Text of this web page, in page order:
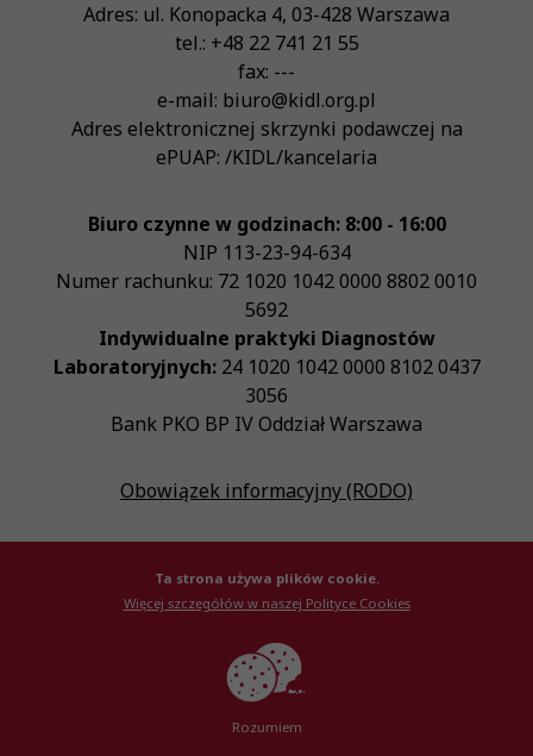
Adres: ul. Konopacka 4, 03-428 Warszawa
tel.: +48 22 741 21 55
fax: ---
e-mail: biuro@kidl.org.pl
Adres elektronicznej skrzynki podawczej na
ePUAP: /KIDL/kancelaria
Biuro czynne w godzinach: 8:00 - 16:00
NIP 113-23-94-634
Numer rachunku: 72 1020 1042 0000 8802 0010
5692
Indywidualne praktyki Diagnostów
Laboratoryjnych:24 1020 1042 0000 8102 0437
3056
Bank PKO BP IV Oddział Warszawa
Obowiązek informacyjny (RODO)
© Krajowa Izba Diagnostów Laboratoryjnych 2026
Created by
Ta strona używa plików cookie.
Więcej szczegółów w naszej Polityce Cookies
Rozumiem